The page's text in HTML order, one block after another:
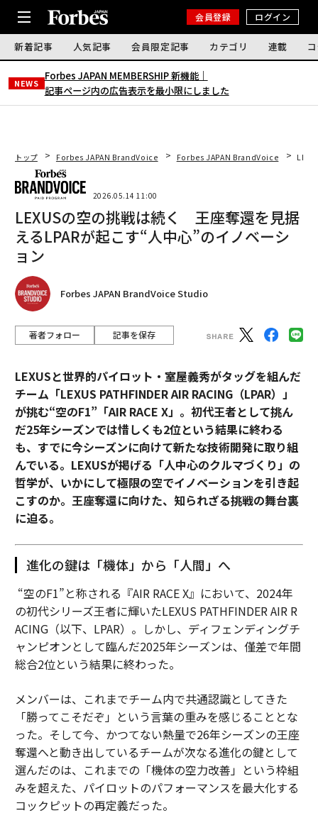
会員登録 ログイン
新着記事 人気記事 会員限定記事 カテゴリ 連載
NEWS
Forbes JAPAN MEMBERSHIP 新機能｜
記事ページ内の広告表示を最小限にしました
トップ Forbes JAPAN BrandVoice Forbes JAPAN BrandVoice
2026.05.14 11:00
LEXUSの空の挑戦は続く 王座奪還を見据
えるLPARが起こす“人中心”のイノベーシ
ョン
Forbes JAPAN BrandVoice Studio
著者フォロー 記事を保存
LEXUSと世界的パイロット・室屋義秀がタッグを組んだ
チーム「LEXUS PATHFINDER AIR RACING（LPAR）」
が挑む“空のF1”「AIR RACE X」。初代王者として挑ん
だ25年シーズンでは惜しくも2位という結果に終わる
も、すでに今シーズンに向けて新たな技術開発に取り組
んでいる。LEXUSが掲げる「人中心のクルマづくり」の
哲学が、いかにして極限の空でイノベーションを引き起
こすのか。王座奪還に向けた、知られざる挑戦の舞台裏
に迫る。
進化の鍵は「機体」から「人間」へ
“空のF1”と称される『AIR RACE X』において、2024年
の初代シリーズ王者に輝いたLEXUS PATHFINDER AIR R
ACING（以下、LPAR）。しかし、ディフェンディングチ
ャンピオンとして臨んだ2025年シーズンは、僅差で年間
総合2位という結果に終わった。
メンバーは、これまでチーム内で共通認識としてきた
「勝ってこそだぞ」という言葉の重みを感じることとな
った。そして今、かつてない熱量で26年シーズンの王座
奪還へと動き出しているチームが次なる進化の鍵として
選んだのは、これまでの「機体の空力改善」という枠組
みを超えた、パイロットのパフォーマンスを最大化する
コックピットの再定義だった。